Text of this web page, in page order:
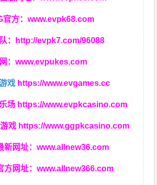
官方：www.evpk68.com
： http://evpk7.com/96088
：www.evpukes.com
戏 https://www.evgames.cc
场 https://www.evpkcasino.com
戏 https://www.ggpkcasino.com
新网址：www.allnew36.com
方网址：www.allnew366.com